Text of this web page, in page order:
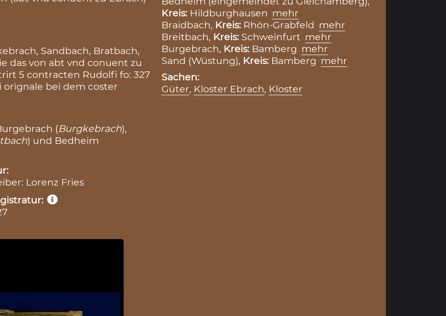
Sandbach, Bratbach,
das von abt vnd conuent zu
5 contracten Rudolfi fo: 327
orignale bei dem coster
(Burgkebrach),
) und Bedheim
Lorenz Fries
Kreis: Hildburghausen mehr
Braidbach, Kreis: Rhön-Grabfeld mehr
Breitbach, Kreis: Schweinfurt mehr
Burgebrach, Kreis: Bamberg mehr
Sand (Wüstung), Kreis: Bamberg mehr
Sachen:
Güter, Kloster Ebrach, Kloster